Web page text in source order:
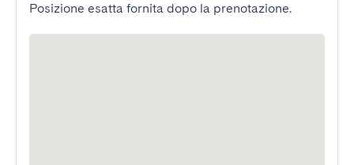
Posizione esatta fornita dopo la prenotazione.